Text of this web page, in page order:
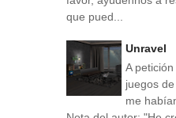
que pued...
Unravel
A
juegos
me